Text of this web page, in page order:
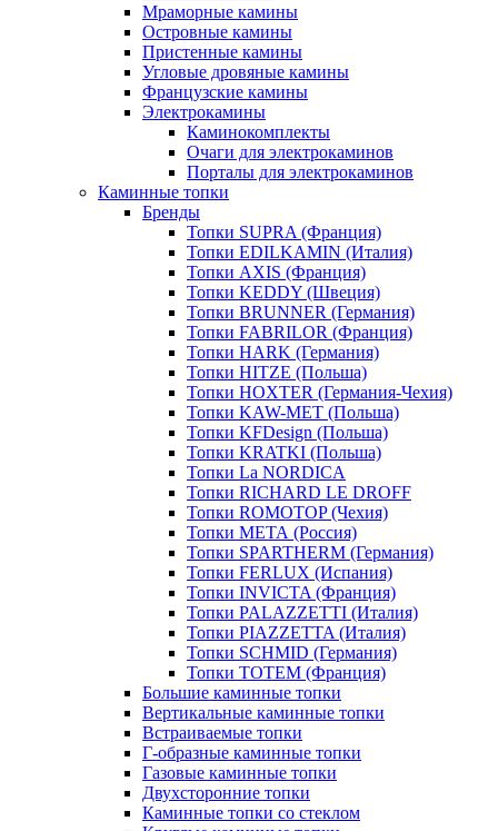
Мраморные камины
Островные камины
Пристенные камины
Угловые дровяные камины
Французские камины
Электрокамины
Каминокомплекты
Очаги для электрокаминов
Порталы для электрокаминов
Каминные топки
Бренды
Топки SUPRA (Франция)
Топки EDILKAMIN (Италия)
Топки AXIS (Франция)
Топки KEDDY (Швеция)
Топки BRUNNER (Германия)
Топки FABRILOR (Франция)
Топки HARK (Германия)
Топки HITZE (Польша)
Топки HOXTER (Германия-Чехия)
Топки KAW-MET (Польша)
Топки KFDesign (Польша)
Топки KRATKI (Польша)
Топки La NORDICA
Топки RICHARD LE DROFF
Топки ROMOTOP (Чехия)
Топки МЕТА (Россия)
Топки SPARTHERM (Германия)
Топки FERLUX (Испания)
Топки INVICTA (Франция)
Топки PALAZZETTI (Италия)
Топки PIAZZETTA (Италия)
Топки SCHMID (Германия)
Топки TOTEM (Франция)
Большие каминные топки
Вертикальные каминные топки
Встраиваемые топки
Г-образные каминные топки
Газовые каминные топки
Двухсторонние топки
Каминные топки со стеклом